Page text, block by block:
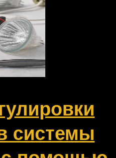
системы